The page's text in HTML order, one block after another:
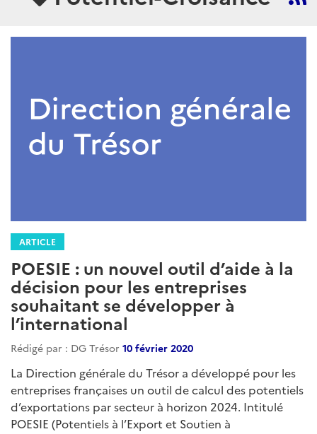
ARTICLE
POESIE : un nouvel outil d’aide à la
décision pour les entreprises
souhaitant se développer à
l’international
Rédigé par : DG Trésor 10 février 2020
La Direction générale du Trésor a développé pour les
entreprises françaises un outil de calcul des potentiels
d’exportations par secteur à horizon 2024. Intitulé
POESIE (Potentiels à l’Export et Soutien à